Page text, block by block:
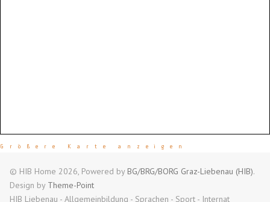
Größere Karte anzeigen
© HIB Home 2026, Powered by BG/BRG/BORG Graz-Liebenau (HIB).
Design by Theme-Point
HIB Liebenau - Allgemeinbildung - Sprachen - Sport - Internat